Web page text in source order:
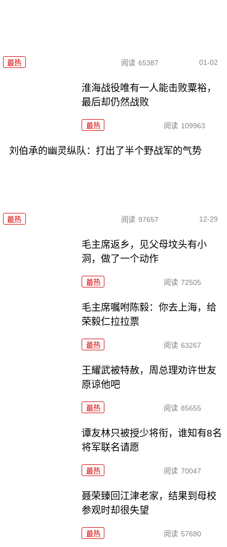
最热 阅读 65387 01-02
淮海战役唯有一人能击败粟裕，
最后却仍然战败
最热 阅读 109963
刘伯承的幽灵纵队：打出了半个野战军的气势
最热 阅读 97657 12-29
毛主席返乡，见父母坟头有小
洞，做了一个动作
最热 阅读 72505
毛主席嘱咐陈毅：你去上海，给
荣毅仁拉拉票
最热 阅读 63267
王耀武被特赦，周总理劝许世友
原谅他吧
最热 阅读 85655
谭友林只被授少将衔，谁知有8名
将军联名请愿
最热 阅读 70047
聂荣臻回江津老家，结果到母校
参观时却很失望
最热 阅读 57680